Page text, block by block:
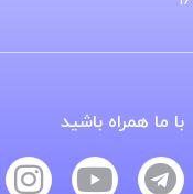
با ما همراه باشید